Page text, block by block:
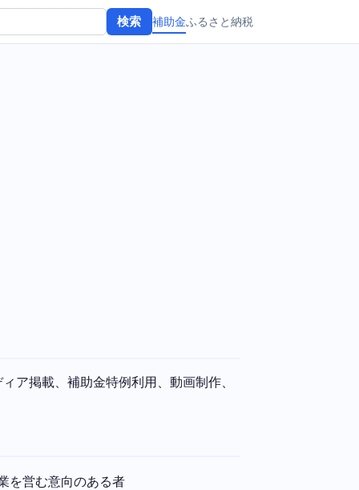
検索 補助金ふるさと納税
ア掲載、補助金特例利用、動画制作、
を営む意向のある者